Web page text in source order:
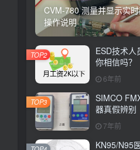
CVM-780 测量并显示实时
操作说明
ESD技术人
你相信吗？
6年前
TOP2
SIMCO
器真假辨别
7年前
TOP3
KN95/N95